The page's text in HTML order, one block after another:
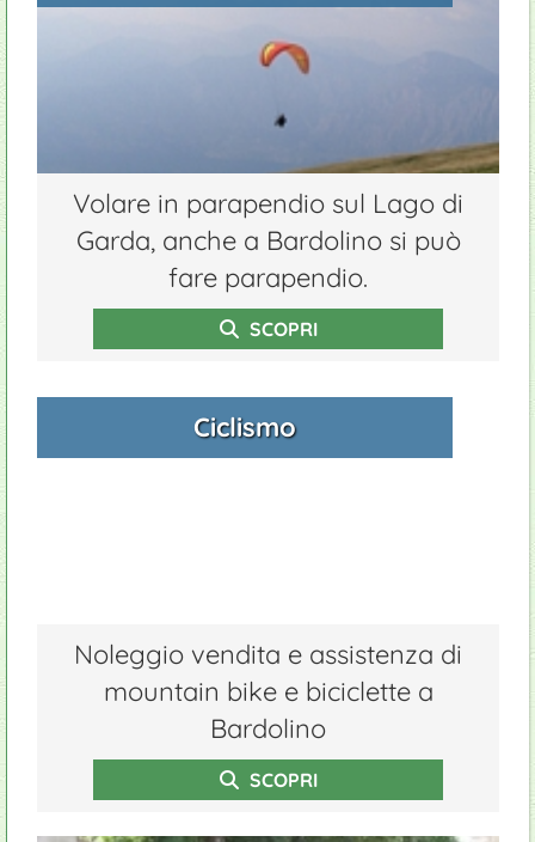
Volare in parapendio sul Lago di
Garda, anche a Bardolino si può
fare parapendio.
SCOPRI
Ciclismo
Noleggio vendita e assistenza di
mountain bike e biciclette a
Bardolino
SCOPRI